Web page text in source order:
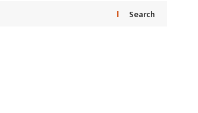
Search